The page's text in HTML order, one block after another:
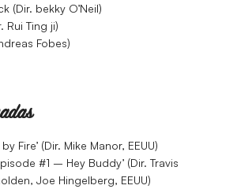
(Dir. bekky O’Neil)
Rui Ting ji)
Fobes)
Fire’ (Dir. Mike Manor, EEUU)
#1 – Hey Buddy’ (Dir. Travis
Joe Hingelberg, EEUU)